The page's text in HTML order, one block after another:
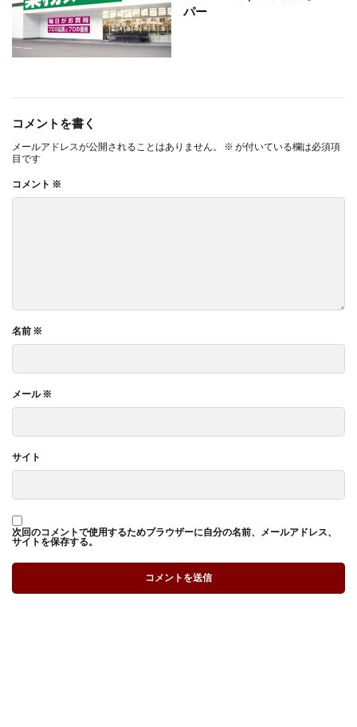
パー
コメントを書く
メールアドレスが公開されることはありません。 ※ が付いている欄は必須項
目です
コメント ※
名前 ※
メール※
サイト
次回のコメントで使用するためブラウザーに自分の名前、メールアドレス、
サイトを保存する。